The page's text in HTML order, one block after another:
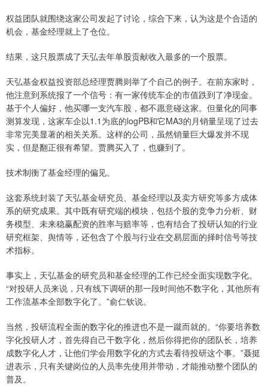
权益团队就围绕这家公司发起了讨论，综合下来，认为这是个合适的
机会，基金经理就上了仓位。
结果，这只股票成了天弘去年单股贡献收入最多的一个股票。
天弘基金权益投资部总经理贾腾则举了个自己的例子。在前东家时，
他注意到系统报了一个信号：有一家传统车企的市值跌到了净现金。
基于个人偏好，他买哪一支汽车股，都不愿意碰这家。但量化的同事
测算发现，这家车企以1.1为底的logPB和它MA3的月销量呈现了过去
非常完美显著的相关关系。这样的公司，虽然销量巨大爆发并不现
实，但是翻正很有希望。贾腾买入了，也赚到了。
技术制衡了基金经理的偏见。
这套系统封装了天弘基金研究员、基金经理以及卖方研究等多方成体
系的研究成果。其中既有研究端的模块，包括个股的竞争力分析、财
务模型、未来稳赢配资的胜率与赔率等，也有结合了投研认知的行业
研究框架、舆情等，还包含了个股与行业在交易层面的择时信号等技
术指标。
事实上，天弘基金的研究员和基金经理的工作已经全面实现数字化。
“对投研人员来说，只有线下调研的那一段时间他不数字化，其他所有
工作流基本全部数字化了。”俞仁钦说。
当然，投研流程全面的数字化的推进也不是一蹴而就的。“你要培养数
字化投研人才，首先得自己干数字化，然后你得把你的团队长，培养
成数字化人才，让他们学会用数字化的方式去看待投研这个事。”聂挺
进表示，只有关键岗位的人员率先使用并带动，才能推动整个团队的
普及。